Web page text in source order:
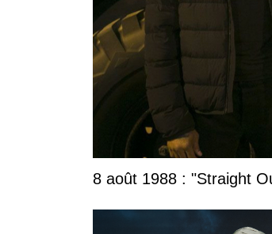
8 août 1988 : "Straight